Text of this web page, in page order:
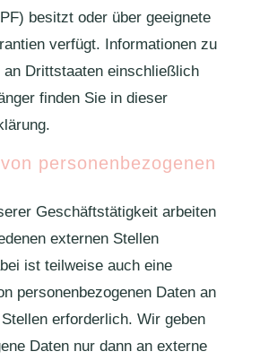
besitzt oder über geeignete
verfügt. Informationen zu
an Drittstaaten einschließlich
finden Sie in dieser
personenbezogenen
Geschäftstätigkeit arbeiten
externen Stellen
ist teilweise auch eine
personenbezogenen Daten an
erforderlich. Wir geben
Daten nur dann an externe